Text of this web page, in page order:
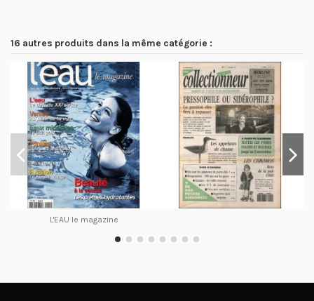
16 autres produits dans la même catégorie :
L'EAU le magazine